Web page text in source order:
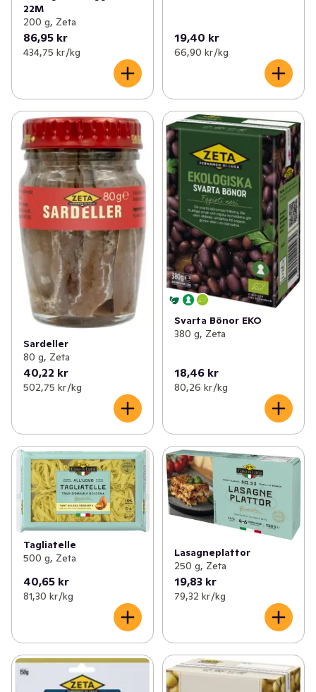
22M
200 g, Zeta
86,95 kr
434,75 kr /kg
19,40 kr
66,90 kr /kg
Sardeller
80 g, Zeta
40,22 kr
502,75 kr /kg
Svarta Bönor EKO
380 g, Zeta
18,46 kr
80,26 kr /kg
Tagliatelle
500 g, Zeta
40,65 kr
81,30 kr /kg
Lasagneplattor
250 g, Zeta
19,83 kr
79,32 kr /kg